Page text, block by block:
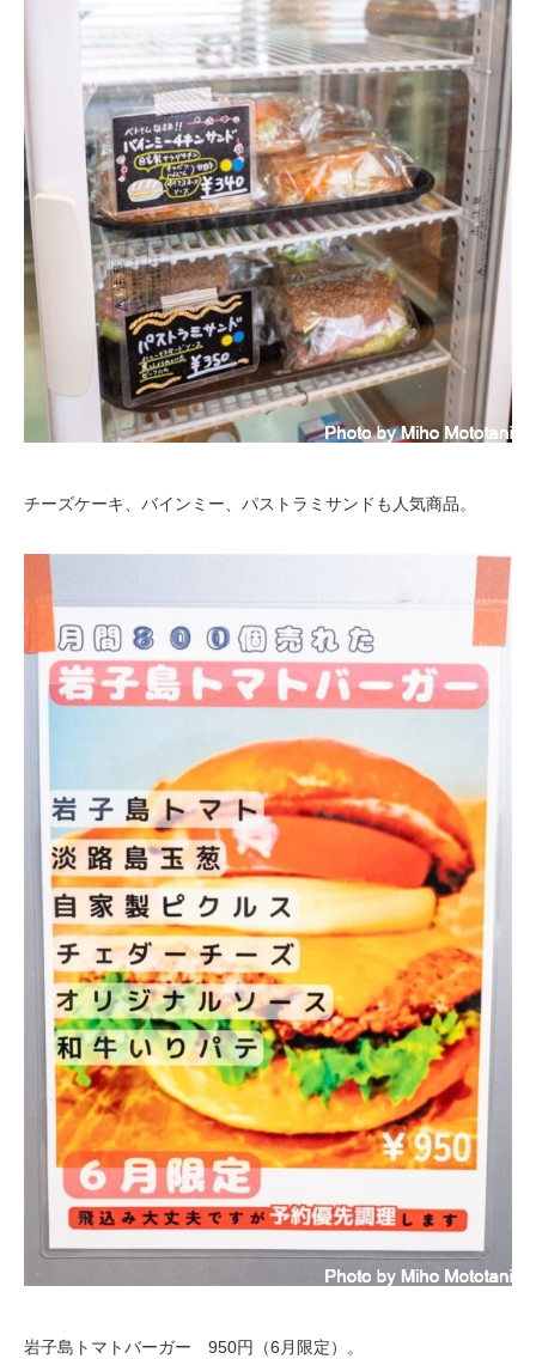
チーズケーキ、バインミー、パストラミサンドも人気商品。
岩子島トマトバーガー 950円（6月限定）。